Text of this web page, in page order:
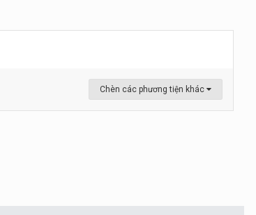
Chèn các phương tiện khác